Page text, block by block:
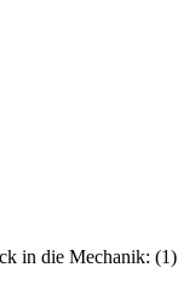
in die Mechanik: